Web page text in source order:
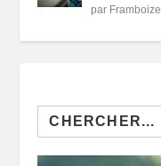
par Framboize
Search
for: